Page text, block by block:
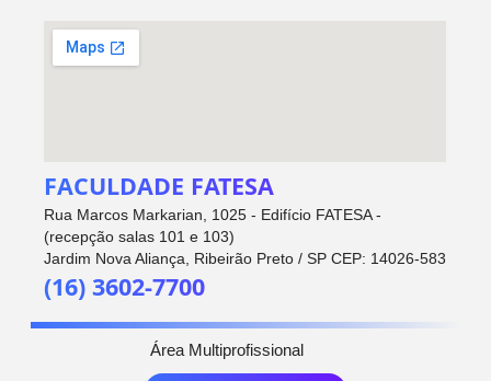
FACULDADE FATESA
Rua Marcos Markarian, 1025 - Edifício FATESA -
(recepção salas 101 e 103)
Jardim Nova Aliança, Ribeirão Preto / SP CEP: 14026-583
(16) 3602-7700
Área Multiprofissional